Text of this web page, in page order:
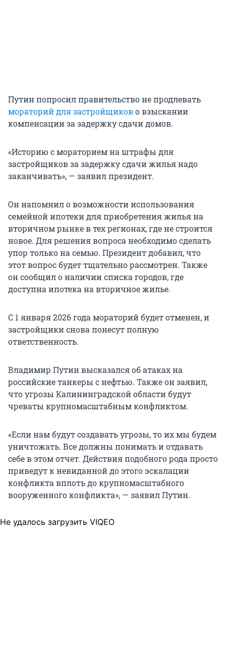
Путин попросил правительство не продлевать
мораторий для застройщиково взыскании
компенсации за задержку сдачи домов.
«Историю с мораторием на штрафы для
застройщиков за задержку сдачи жилья надо
заканчивать», — заявил президент.
Он напомнил о возможности использования
семейной ипотеки для приобретения жилья на
вторичном рынке в тех регионах, где не строится
новое. Для решения вопроса необходимо сделать
упор только на семью. Президент добавил, что
этот вопрос будет тщательно рассмотрен. Также
он сообщил о наличии списка городов, где
доступна ипотека на вторичное жилье.
С 1 января 2026 года мораторий будет отменен, и
застройщики снова понесут полную
ответственность.
Владимир Путин высказался об атаках на
российские танкеры с нефтью. Также он заявил,
что угрозы Калининградской области будут
чреваты крупномасштабным конфликтом.
«Если нам будут создавать угрозы, то их мы будем
уничтожать. Все должны понимать и отдавать
себе в этом отчет. Действия подобного рода просто
приведут к невиданной до этого эскалации
конфликта вплоть до крупномасштабного
вооруженного конфликта», — заявил Путин.
Не удалось загрузить VIQEO